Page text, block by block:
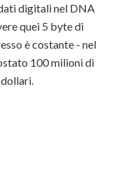
digitali nel DNA
quei 5 byte di
è costante - nel
100 milioni di